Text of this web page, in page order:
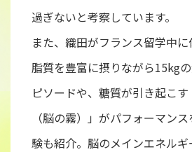
過ぎないと考察しています。
また、織田がフランス留学中
脂質を豊富に摂りながら15kg
ピソードや、糖質が引き起こ
（脳の霧）」がパフォーマン
験も紹介。脳のメインエネル